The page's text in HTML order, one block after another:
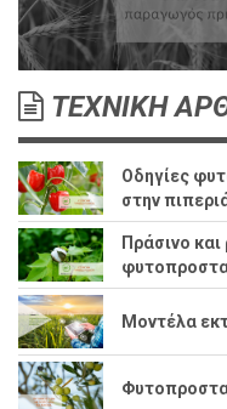
ΤΕΧΝΙΚΗ
Οδηγίες
στην
Πράσινο
Μοντέλα